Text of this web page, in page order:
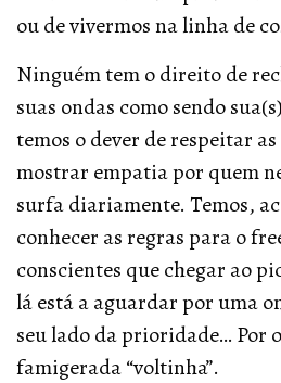
ou de vivermos na linha de
Ninguém tem o direito de
suas ondas como sendo
temos o dever de respeitar
mostrar empatia por quem
surfa diariamente. Temos,
conhecer as regras para o
conscientes que chegar ao
lá está a aguardar por uma
seu lado da prioridade… Por
famigerada “voltinha”.